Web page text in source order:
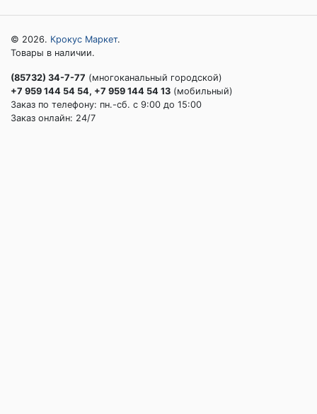
© 2026. Крокус Маркет.
Товары в наличии.
(85732) 34-7-77 (многоканальный городской)
+7 959 144 54 54, +7 959 144 54 13 (мобильный)
Заказ по телефону: пн.-сб. c 9:00 до 15:00
Заказ онлайн: 24/7